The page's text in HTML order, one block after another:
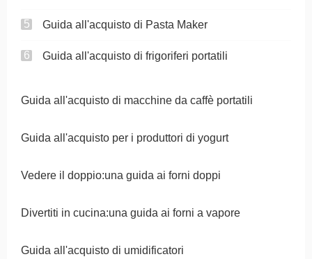
Guida all'acquisto di Pasta Maker
Guida all'acquisto di frigoriferi portatili
Guida all'acquisto di macchine da caffè portatili
Guida all'acquisto per i produttori di yogurt
Vedere il doppio:una guida ai forni doppi
Divertiti in cucina:una guida ai forni a vapore
Guida all'acquisto di umidificatori